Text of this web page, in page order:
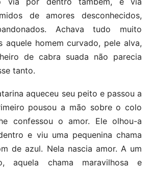
de amores desconhecidos,
Achava tudo muito
aquele homem curvado, pele alva,
de cabra suada não parecia
tanto.
aqueceu seu peito e passou a
pousou a mão sobre o colo
confessou o amor. Ele olhou-a
e viu uma pequenina chama
de azul. Nela nascia amor. A um
aquela chama maravilhosa e